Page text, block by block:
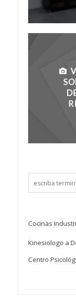
Cocinas
Kinesiologo a
Centro